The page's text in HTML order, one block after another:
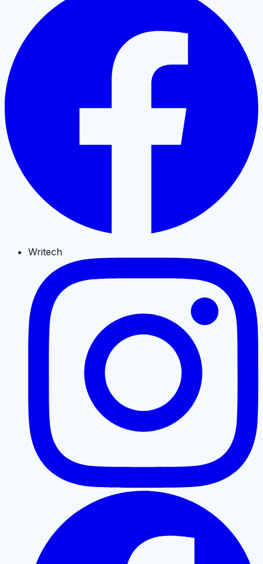
Writech